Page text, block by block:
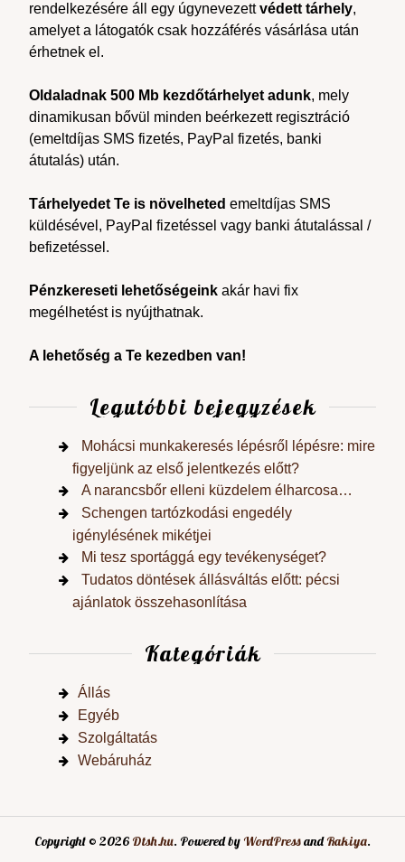
rendelkezésére áll egy úgynevezettvédett tárhely,
amelyet a látogatók csak hozzáférés vásárlása után
érhetnek el.
Oldaladnak 500 Mb kezdőtárhelyet adunk, mely
dinamikusan bővül minden beérkezett regisztráció
(emeltdíjas SMS fizetés, PayPal fizetés, banki
átutalás) után.
Tárhelyedet Te is növelheted emeltdíjas SMS
küldésével, PayPal fizetéssel vagy banki átutalással /
befizetéssel.
Pénzkereseti lehetőségeink akár havi fix
megélhetést is nyújthatnak.
A lehetőség a Te kezedben van!
Legutóbbi bejegyzések
Mohácsi munkakeresés lépésről lépésre: mire
figyeljünk az első jelentkezés előtt?
A narancsbőr elleni küzdelem élharcosa…
Schengen tartózkodási engedély
igénylésének mikétjei
Mi tesz sportággá egy tevékenységet?
Tudatos döntések állásváltás előtt: pécsi
ajánlatok összehasonlítása
Kategóriák
Állás
Egyéb
Szolgáltatás
Webáruház
Copyright © 2026 Dtsh.hu. Powered by WordPressandRakiya.